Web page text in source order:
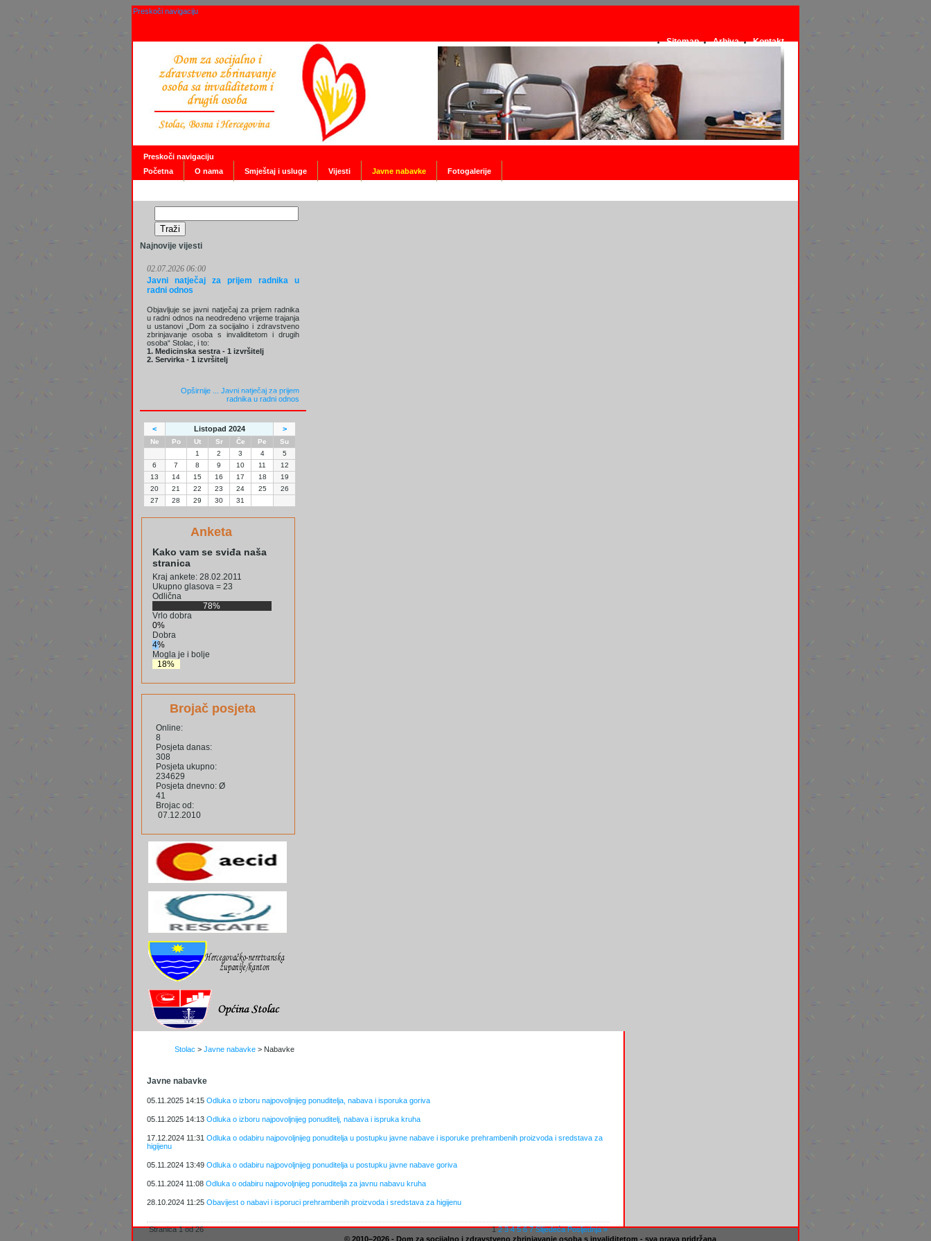
Preskoči navigaciju
Kontakt
Arhiva
Sitemap
Preskoči navigaciju
Početna
O nama Smještaj i usluge Vijesti Javne nabavke Fotogalerije
Najnovije vijesti
02.07.2026 06:00
Javni natječaj za prijem radnika u
radni odnos
Objavljuje se javni natječaj za prijem radnika
u radni odnos na neodređeno vrijeme trajanja
u ustanovi „Dom za socijalno i zdravstveno
zbrinjavanje osoba s invaliditetom i drugih
osoba“ Stolac, i to:
1. Medicinska sestra - 1 izvršitelj
2. Servirka - 1 izvršitelj
Opširnije ... Javni natječaj za prijem
radnika u radni odnos
< Listopad 2024 >
Ne Po Ut Sr Če Pe
Su
1
2 3 4
5
6
7 8 9 10 11
12
13
14 15 16 17 18
19
20
21 22 23 24 25
26
27
28 29 30 31
Anketa
Kako vam se sviđa naša
stranica
Kraj ankete: 28.02.2011
Ukupno glasova = 23
Odlična
78%
Vrlo dobra
0%
Dobra
4%
Mogla je i bolje
18%
Brojač posjeta
Online:
8
Posjeta danas:
308
Posjeta ukupno:
234629
Posjeta dnevno: Ø
41
Brojac od:
07.12.2010
Stolac > Javne nabavke > Nabavke
Javne nabavke
05.11.2025 14:15 Odluka o izboru najpovoljnijeg ponuditelja, nabava i isporuka goriva
05.11.2025 14:13 Odluka o izboru najpovoljnijeg ponuditelj, nabava i ispruka kruha
17.12.2024 11:31 Odluka o odabiru najpovoljnijeg ponuditelja u postupku javne nabave i isporuke prehrambenih proizvoda i sredstava za
higijenu
05.11.2024 13:49 Odluka o odabiru najpovoljnijeg ponuditelja u postupku javne nabave goriva
05.11.2024 11:08 Odluka o odabiru najpovoljnijeg ponuditelja za javnu nabavu kruha
28.10.2024 11:25 Obavijest o nabavi i isporuci prehrambenih proizvoda i sredstava za higijenu
Stranica 1 od 26 1 2 3 4 5 6 7 Slijedeća Posljednja »
© 2010–2026 - Dom za socijalno i zdravstveno zbrinjavanje osoba s invaliditetom - sva prava pridržana